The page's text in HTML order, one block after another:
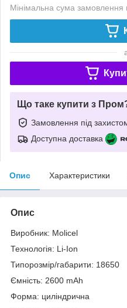
Мінімальна сума
Що таке купити з
Замовлення під
Доступна доставка
Опис Характеристики
Опис
Виробник: Molicel
Технологія: Li-Ion
Типорозмір/габарити: 18650
Ємність: 2600 mAh
Форма: циліндрична